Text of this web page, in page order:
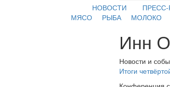
НОВОСТИ
МЯСО
РЫБА МОЛОКО
Инн
Новости и
Итоги